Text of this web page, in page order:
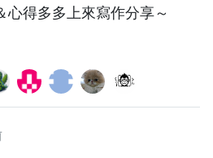
得多多上來寫作分享～